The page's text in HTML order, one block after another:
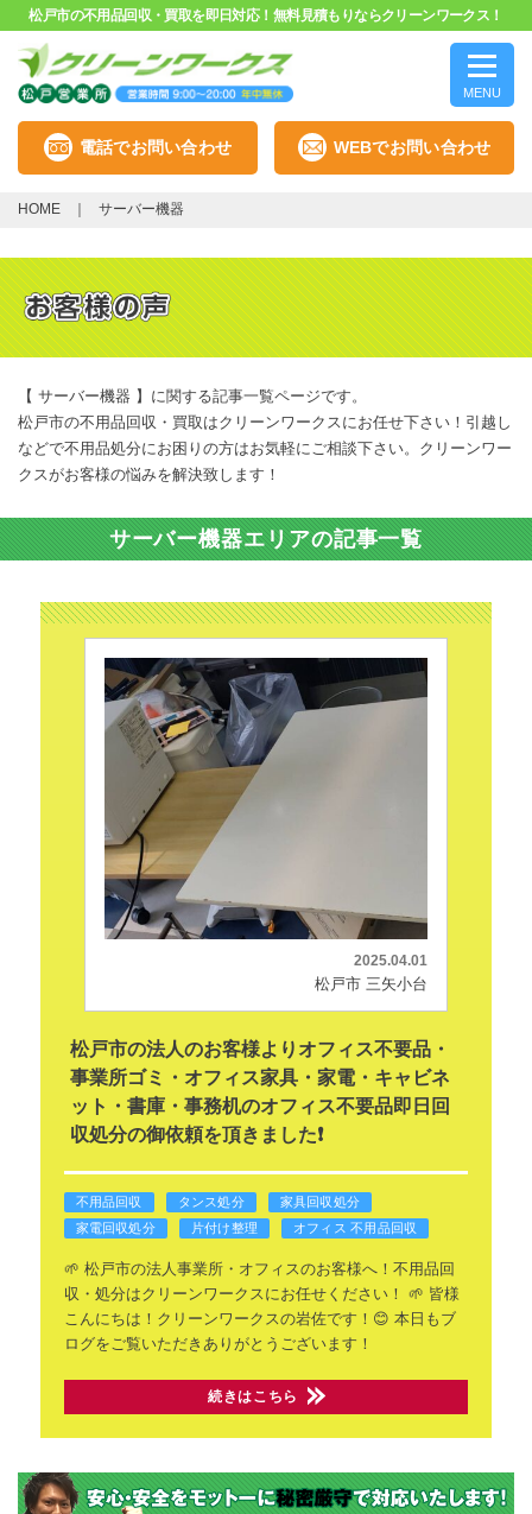
松戸市の不用品回収・買取を即日対応！無料見積もりならクリーンワークス！
MENU
電話でお問い合わせ WEBでお問い合わせ
HOME サーバー機器
【 サーバー機器 】に関する記事一覧ページです。
松戸市の不用品回収・買取はクリーンワークスにお任せ下さい！引越し
などで不用品処分にお困りの方はお気軽にご相談下さい。クリーンワー
クスがお客様の悩みを解決致します！
サーバー機器エリアの記事一覧
2025.04.01
松戸市 三矢小台
松戸市の法人のお客様よりオフィス不要品・
事業所ゴミ・オフィス家具・家電・キャビネ
ット・書庫・事務机のオフィス不要品即日回
収処分の御依頼を頂きました❗
不用品回収 タンス処分
家具回収処分
家電回収処分
片付け整理 オフィス 不用品回収
🌱 松戸市の法人事業所・オフィスのお客様へ！不用品回
収・処分はクリーンワークスにお任せください！ 🌱 皆様
こんにちは！クリーンワークスの岩佐です！😊 本日もブ
ログをご覧いただきありがとうございます！
続きはこちら